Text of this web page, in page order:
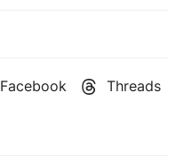
Facebook Threads